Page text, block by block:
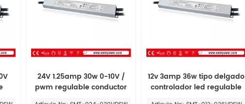
24V 1.25amp 30w 0-10V /
pwm regulable conductor
12v 3amp 36w tipo delgado
controlador led regulable